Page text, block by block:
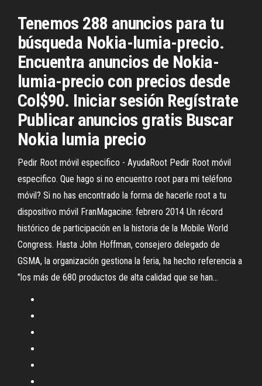
Tenemos 288 anuncios para tu
búsqueda Nokia-lumia-precio.
Encuentra anuncios de Nokia-
lumia-precio con precios desde
Col$90. Iniciar sesión Regístrate
Publicar anuncios gratis Buscar
Nokia lumia precio
Pedir Root móvil especifico - AyudaRoot Pedir Root móvil
especifico. Que hago si no encuentro root para mi teléfono
móvil? Si no has encontrado la forma de hacerle root a tu
dispositivo móvil FranMagacine: febrero 2014 Un récord
histórico de participación en la historia de la Mobile World
Congress. Hasta John Hoffman, consejero delegado de
GSMA, la organización gestiona la feria, ha hecho referencia a
"los más de 680 productos de alta calidad que se han…